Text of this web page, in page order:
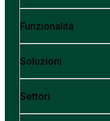
Funzionalità
Soluzioni
Settori